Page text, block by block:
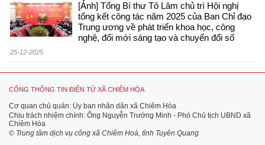
[Ảnh] Tổng Bí thư Tô Lâm chủ trì Hội nghị
tổng kết công tác năm 2025 của Ban Chỉ đạo
Trung ương về phát triển khoa học, công
nghệ, đổi mới sáng tạo và chuyển đổi số
25-12-2025
CỔNG THÔNG TIN ĐIỆN TỬ XÃ CHIÊM HÓA
Cơ quan chủ quản: Ủy ban nhân dân xã Chiêm Hóa
Chịu trách nhiệm chính: Ông Nguyễn Trường Minh - Phó Chủ tịch UBND xã
Chiêm Hóa
© Trung tâm dịch vụ công xã Chiêm Hoá, tỉnh Tuyên Quang